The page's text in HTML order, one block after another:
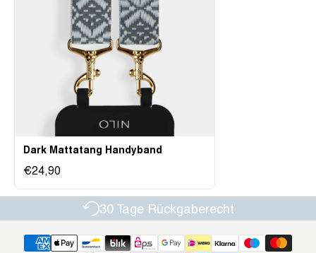
Dark Mattatang Handyband
€24,90
30 Tage Rückgaberecht